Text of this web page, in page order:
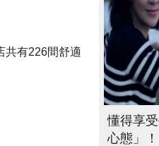
共有226間舒適
懂得享
心態」！